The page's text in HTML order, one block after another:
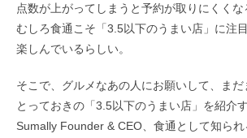
点数が上がってしまうと予約が取りにくくな
むしろ食通こそ「3.5以下のうまい店」に注
楽しんでいるらしい。
そこで、グルメなあの人にお願いして、ま
とっておきの「3.5以下のうまい店」を紹介
Sumally Founder & CEO、食通として知ら